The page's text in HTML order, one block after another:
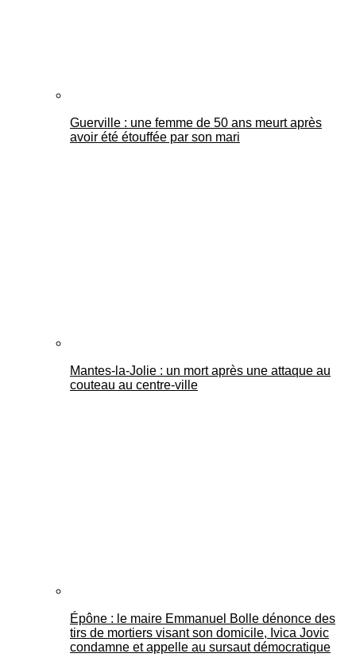
Guerville : une femme de 50 ans meurt après
avoir été étouffée par son mari
Mantes-la-Jolie : un mort après une attaque au
couteau au centre-ville
Épône : le maire Emmanuel Bolle dénonce des
tirs de mortiers visant son domicile, Ivica Jovic
condamne et appelle au sursaut démocratique